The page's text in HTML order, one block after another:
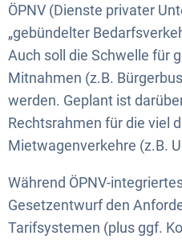
ÖPNV (Dienste privater
„gebündelter
Auch soll die Schwelle für
Mitnahmen (z.B.
werden. Geplant ist
Rechtsrahmen für die viel
Mietwagenverkehre (z.B.
Während ÖPNV-
Gesetzentwurf den
Tarifsystemen (plus ggf.